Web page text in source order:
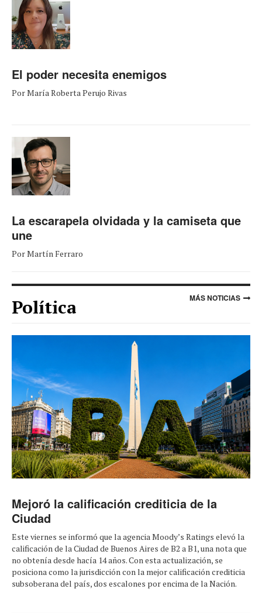
El poder necesita enemigos
Por María Roberta Perujo Rivas
La escarapela olvidada y la camiseta que
une
Por Martín Ferraro
Política MÁS NOTICIAS
Mejoró la calificación crediticia de la
Ciudad
Este viernes se informó que la agencia Moody’s Ratings elevó la
calificación de la Ciudad de Buenos Aires de B2 a B1, una nota que
no obtenía desde hacía 14 años. Con esta actualización, se
posiciona como la jurisdicción con la mejor calificación crediticia
subsoberana del país, dos escalones por encima de la Nación.